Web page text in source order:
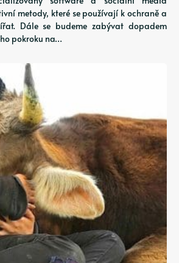
metody, které se používají k ochraně a
Dále se budeme zabývat dopadem
pokroku na…